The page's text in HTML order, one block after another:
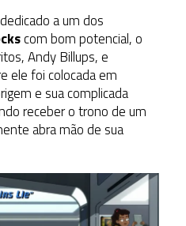
a um dos
com bom potencial, o
Andy Billups, e
ele foi colocada em
e sua complicada
receber o trono de um
abra mão de sua